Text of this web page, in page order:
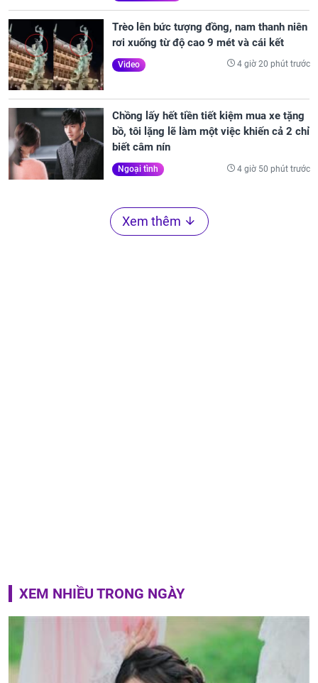
Trèo lên bức tượng đồng, nam thanh niên
rơi xuống từ độ cao 9 mét và cái kết
Video 4 giờ 20 phút trước
Chồng lấy hết tiền tiết kiệm mua xe tặng
bồ, tôi lặng lẽ làm một việc khiến cả 2 chỉ
biết câm nín
Ngoại tình 4 giờ 50 phút trước
Xem thêm
XEM NHIỀU TRONG NGÀY